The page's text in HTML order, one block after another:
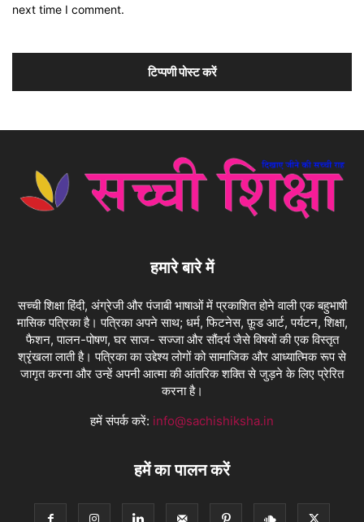
next time I comment.
हमारे बारे में
सच्ची शिक्षा हिंदी, अंग्रेजी और पंजाबी भाषाओं में प्रकाशित होने वाली एक बहुभाषी
मासिक पत्रिका है। पत्रिका अपने साथ; धर्म, फिटनेस, फ़ूड आर्ट, पर्यटन, शिक्षा,
फैशन, पालन-पोषण, घर साज- सज्जा और सौंदर्य जैसे विषयों की एक विस्तृत
श्रृंखला लाती है। पत्रिका का उद्देश्य लोगों को सामाजिक और आध्यात्मिक रूप से
जागृत करना और उन्हें अपनी आत्मा की आंतरिक शक्ति से जुड़ने के लिए प्रेरित
करना है।
हमें संपर्क करें: info@sachishiksha.in
हमें का पालन करें